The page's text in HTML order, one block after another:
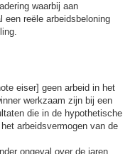
waarbij aan
een reële arbeidsbeloning
eiser] geen arbeid in het
werkzaam zijn bij een
die in de hypothetische
arbeidsvermogen van de
ongeval over de jaren